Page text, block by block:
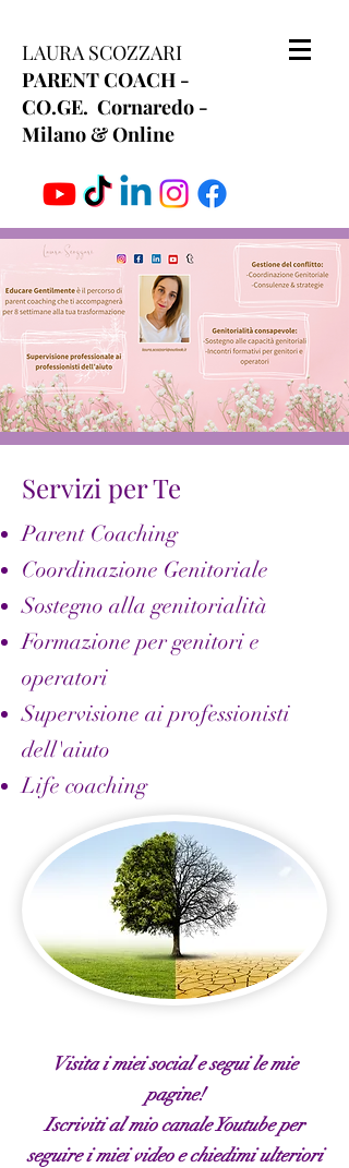
LAURA SCOZZARI
PARENT COACH -
CO.GE. Cornaredo -
Milano & Online
Servizi per Te
Parent Coaching
Coordinazione Genitoriale
Sostegno alla genitorialità
Formazione per genitori e
operatori
Supervisione ai professionisti
dell'aiuto
Life coaching
Visita i miei social e segui le mie
pagine!
Iscriviti al mio canale Youtube per
seguire i miei video e chiedimi ulteriori